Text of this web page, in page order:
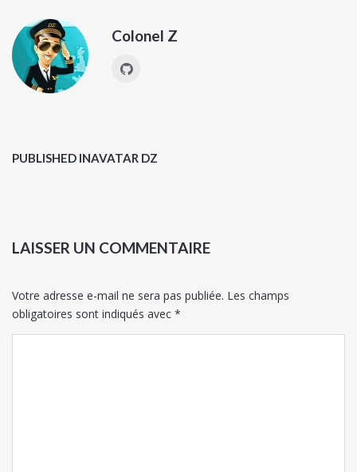
Colonel Z
PUBLISHED INAVATAR DZ
LAISSER UN COMMENTAIRE
Votre adresse e-mail ne sera pas publiée. Les champs
obligatoires sont indiqués avec *